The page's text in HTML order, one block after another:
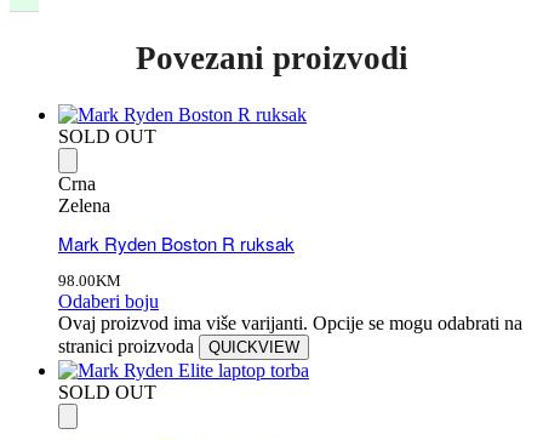
Povezani proizvodi
SOLD OUT
Crna
Zelena
Mark Ryden Boston R ruksak
98.00KM
Odaberi boju
Ovaj proizvod ima više varijanti. Opcije se mogu odabrati na
stranici proizvoda
QUICKVIEW
SOLD OUT